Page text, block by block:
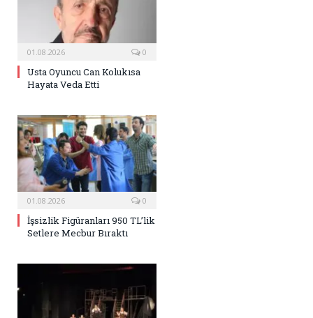
01.08.2026 0
Usta Oyuncu Can Kolukısa
Hayata Veda Etti
01.08.2026 0
İşsizlik Figüranları 950 TL’lik
Setlere Mecbur Bıraktı